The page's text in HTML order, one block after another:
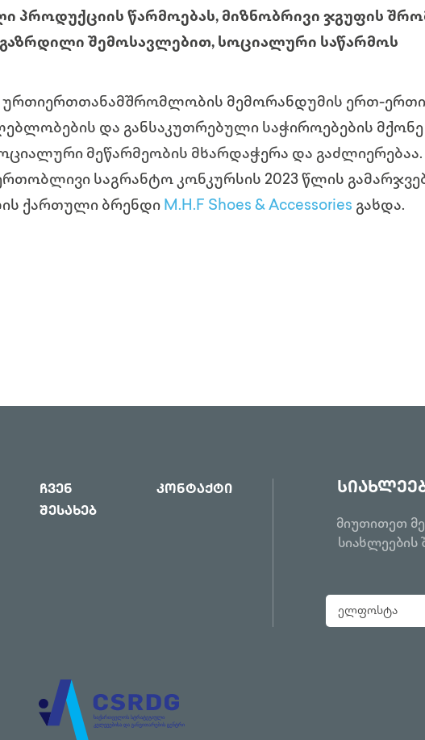
პროდუქციის წარმოებას, მიზნობრივი ჯგუფის
შემოსავლებით, სოციალური საწარმოს
ურთიერთთანამშრომლობის მემორანდუმის ერთ-ერთი
და განსაკუთრებული საჭიროებების მქონე
მეწარმეობის მხარდაჭერა და გაძლიერებაა.
საგრანტო კონკურსის 2023 წლის
ქართული ბრენდი M.H.F Shoes & Accessories გახდა.
ჩვენ
შესახებ
კონტაქტი
მიუთითეთ
სიახლეების